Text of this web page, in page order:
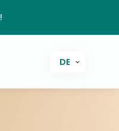
!
DE